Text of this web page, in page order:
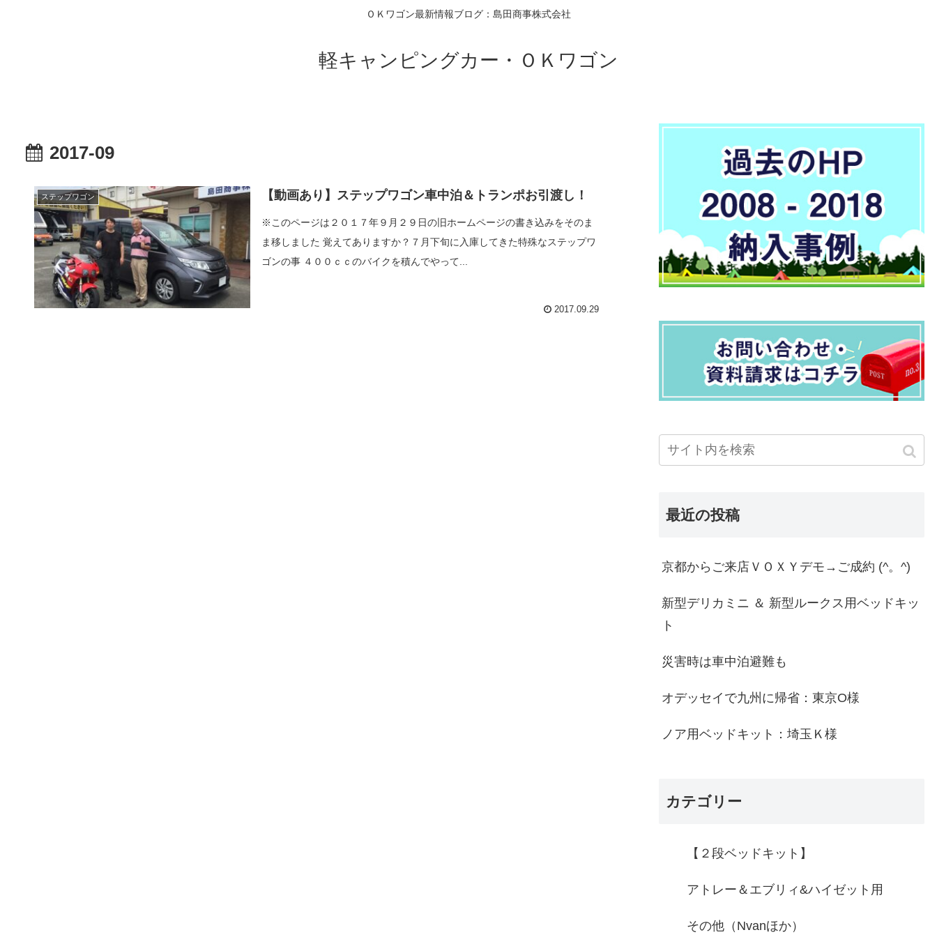
ＯＫワゴン最新情報ブログ：島田商事株式会社
軽キャンピングカー・ＯＫワゴン
2017-09
ステップワゴン 【動画あり】ステップワゴン車中泊＆トランポお引渡し！
※このページは２０１７年９月２９日の旧ホームページの書き込みをそのま
ま移しました 覚えてありますか？７月下旬に入庫してきた特殊なステップワ
ゴンの事 ４００ｃｃのバイクを積んでやって...
2017.09.29
最近の投稿
京都からご来店ＶＯＸＹデモ→ご成約 (^。^)
新型デリカミニ ＆ 新型ルークス用ベッドキッ
ト
災害時は車中泊避難も
オデッセイで九州に帰省：東京O様
ノア用ベッドキット：埼玉Ｋ様
カテゴリー
【２段ベッドキット】
アトレー＆エブリィ&ハイゼット用
その他（Nvanほか）